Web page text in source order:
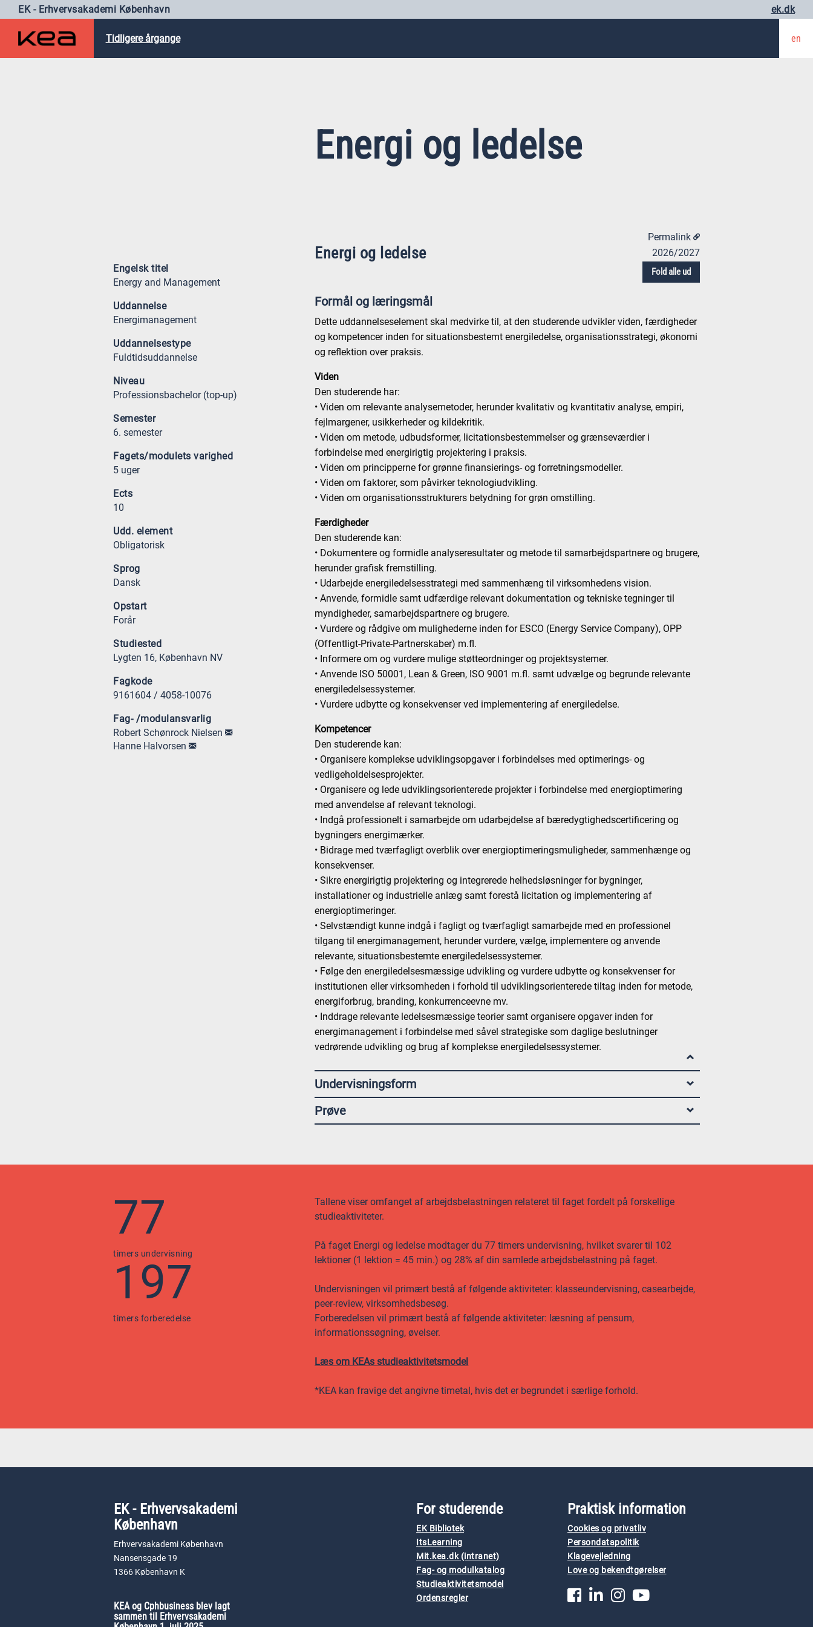
EK - Erhvervsakademi København ek.dk
Tidligere årgange en
Energi og ledelse
Permalink
Energi og ledelse
2026/2027
Engelsk titel
Energy and Management
Uddannelse
Energimanagement
Uddannelsestype
Fuldtidsuddannelse
Niveau
Professionsbachelor (top-up)
Semester
6. semester
Fagets/modulets varighed
5 uger
Ects
10
Udd. element
Obligatorisk
Sprog
Dansk
Opstart
Forår
Studiested
Lygten 16, København NV
Fagkode
9161604 / 4058-10076
Fag- /modulansvarlig
Robert Schønrock Nielsen
Hanne Halvorsen
Fold alle ud
Formål og læringsmål
Dette uddannelseselement skal medvirke til, at den studerende udvikler viden, færdigheder
og kompetencer inden for situationsbestemt energiledelse, organisationsstrategi, økonomi
og reflektion over praksis.
Viden
Den studerende har:
• Viden om relevante analysemetoder, herunder kvalitativ og kvantitativ analyse, empiri,
fejlmargener, usikkerheder og kildekritik.
• Viden om metode, udbudsformer, licitationsbestemmelser og grænseværdier i
forbindelse med energirigtig projektering i praksis.
• Viden om principperne for grønne finansierings- og forretningsmodeller.
• Viden om faktorer, som påvirker teknologiudvikling.
• Viden om organisationsstrukturers betydning for grøn omstilling.
Færdigheder
Den studerende kan:
• Dokumentere og formidle analyseresultater og metode til samarbejdspartnere og brugere,
herunder grafisk fremstilling.
• Udarbejde energiledelsesstrategi med sammenhæng til virksomhedens vision.
• Anvende, formidle samt udfærdige relevant dokumentation og tekniske tegninger til
myndigheder, samarbejdspartnere og brugere.
• Vurdere og rådgive om mulighederne inden for ESCO (Energy Service Company), OPP
(Offentligt-Private-Partnerskaber) m.fl.
• Informere om og vurdere mulige støtteordninger og projektsystemer.
• Anvende ISO 50001, Lean & Green, ISO 9001 m.fl. samt udvælge og begrunde relevante
energiledelsessystemer.
• Vurdere udbytte og konsekvenser ved implementering af energiledelse.
Kompetencer
Den studerende kan:
• Organisere komplekse udviklingsopgaver i forbindelses med optimerings- og
vedligeholdelsesprojekter.
• Organisere og lede udviklingsorienterede projekter i forbindelse med energioptimering
med anvendelse af relevant teknologi.
• Indgå professionelt i samarbejde om udarbejdelse af bæredygtighedscertificering og
bygningers energimærker.
• Bidrage med tværfagligt overblik over energioptimeringsmuligheder, sammenhænge og
konsekvenser.
• Sikre energirigtig projektering og integrerede helhedsløsninger for bygninger,
installationer og industrielle anlæg samt forestå licitation og implementering af
energioptimeringer.
• Selvstændigt kunne indgå i fagligt og tværfagligt samarbejde med en professionel
tilgang til energimanagement, herunder vurdere, vælge, implementere og anvende
relevante, situationsbestemte energiledelsessystemer.
• Følge den energiledelsesmæssige udvikling og vurdere udbytte og konsekvenser for
institutionen eller virksomheden i forhold til udviklingsorienterede tiltag inden for metode,
energiforbrug, branding, konkurrenceevne mv.
• Inddrage relevante ledelsesmæssige teorier samt organisere opgaver inden for
energimanagement i forbindelse med såvel strategiske som daglige beslutninger
vedrørende udvikling og brug af komplekse energiledelsessystemer.
Undervisningsform
Prøve
77
timers undervisning
197
timers forberedelse
Tallene viser omfanget af arbejdsbelastningen relateret til faget fordelt på forskellige
studieaktiviteter.
På faget Energi og ledelse modtager du 77 timers undervisning, hvilket svarer til 102
lektioner (1 lektion = 45 min.) og 28% af din samlede arbejdsbelastning på faget.
Undervisningen vil primært bestå af følgende aktiviteter: klasseundervisning, casearbejde,
peer-review, virksomhedsbesøg.
Forberedelsen vil primært bestå af følgende aktiviteter: læsning af pensum,
informationssøgning, øvelser.
Læs om KEAs studieaktivitetsmodel
*KEA kan fravige det angivne timetal, hvis det er begrundet i særlige forhold.
EK - Erhvervsakademi
København
Erhvervsakademi København
Nansensgade 19
1366 København K
KEA og Cphbusiness blev lagt
sammen til Erhvervsakademi
For studerende
EK Bibliotek
ItsLearning
Mit.kea.dk (intranet)
Fag- og modulkatalog
Studieaktivitetsmodel
Ordensregler
Praktisk information
Cookies og privatliv
Persondatapolitik
Klagevejledning
Love og bekendtgørelser